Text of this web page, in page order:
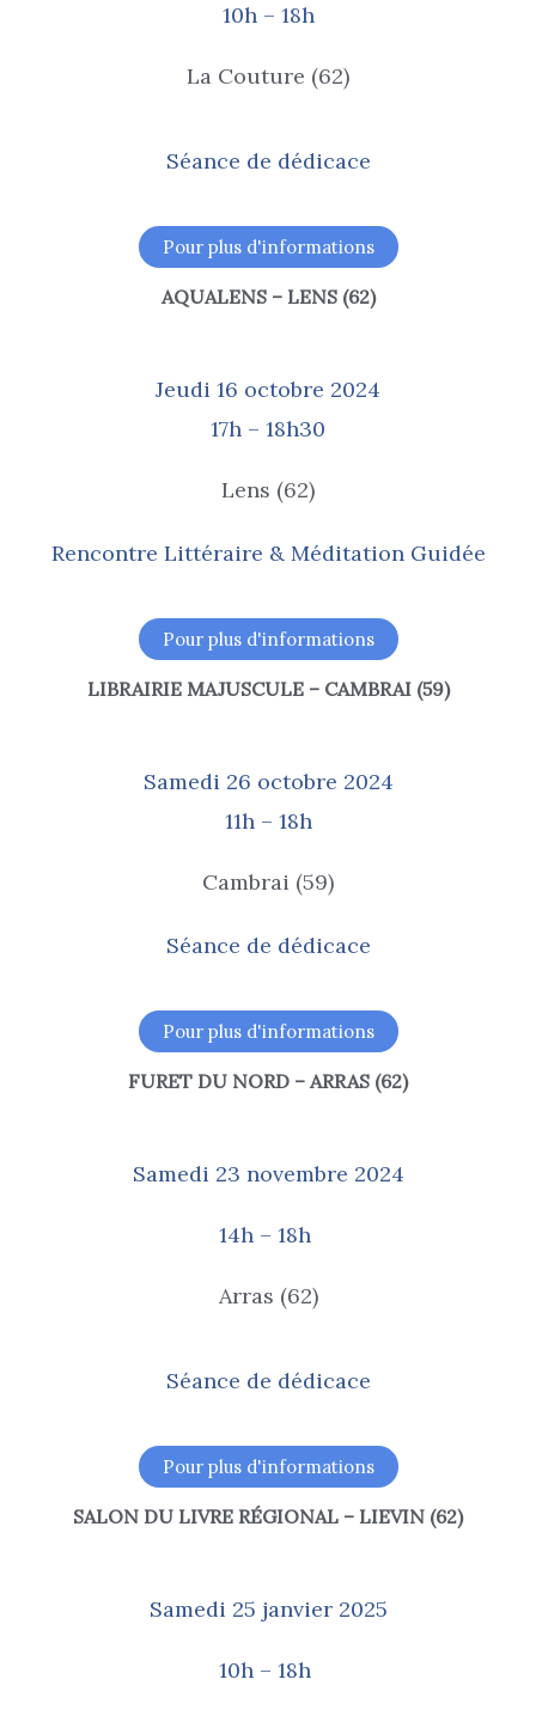
10h – 18h
La Couture (62)
Séance de dédicace
Pour plus d'informations
AQUALENS – LENS (62)
Jeudi 16 octobre 2024
17h – 18h30
Lens (62)
Rencontre Littéraire & Méditation Guidée
Pour plus d'informations
LIBRAIRIE MAJUSCULE – CAMBRAI (59)
Samedi 26 octobre 2024
11h – 18h
Cambrai (59)
Séance de dédicace
Pour plus d'informations
FURET DU NORD – ARRAS (62)
Samedi 23 novembre 2024
14h – 18h
Arras (62)
Séance de dédicace
Pour plus d'informations
SALON DU LIVRE RÉGIONAL – LIEVIN (62)
Samedi 25 janvier 2025
10h – 18h